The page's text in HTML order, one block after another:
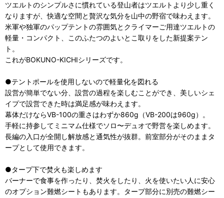
ツエルトのシンプルさに慣れている登山者はツエルトより少し重く
なりますが、快適な空間と贅沢な気分を山中の野宿で味わえます。
米軍や独軍のパップテントの雰囲気とクライマーご用達ツエルトの
軽量・コンパクト、このふたつのよいとこ取りをした新提案テン
ト。
これがBOKUNO-KICHIシリーズです。
●テントポールを使用しないので軽量化を図れる
設営が簡単でない分、設営の過程を楽しむことができ、美しいシェ
イプで設営できた時は満足感が味わえます。
幕体だけならVB-100の重さはわずか860g（VB-200は960g）。
手軽に持参してミニマム仕様でソロ〜デュオで野営を楽しめます。
長編の入口が全開し解放感と通気性が抜群。前室部分がそのままタ
ープとして使用できます。
●タープ下で焚火も楽しめます
バーナーで食事を作ったり、焚火をしたり、火を使いたい人に安心
のオプション難燃シートもあります。タープ部分に別売の難燃シー